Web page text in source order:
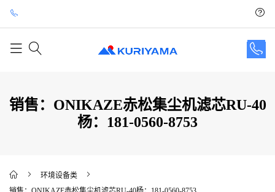
销售：ONIKAZE赤松集尘机滤芯RU-40
杨：181-0560-8753
环境设备类